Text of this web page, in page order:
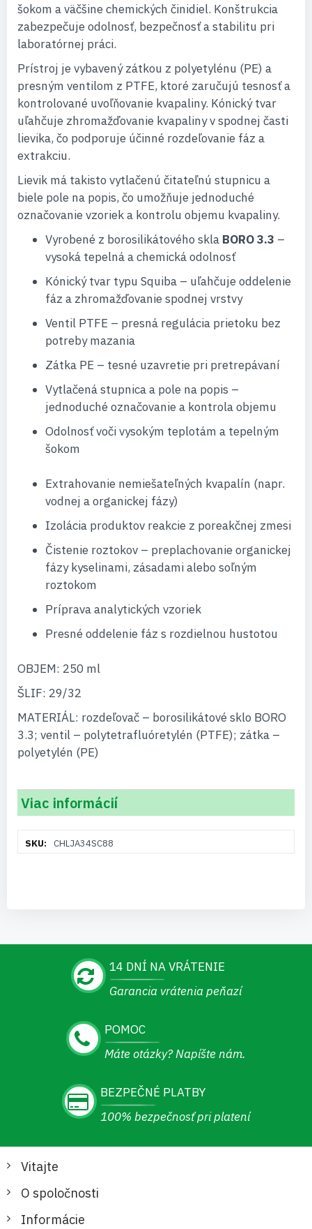
šokom a väčšine chemických činidiel. Konštrukcia
zabezpečuje odolnosť, bezpečnosť a stabilitu pri
laboratórnej práci.
Prístroj je vybavený zátkou z polyetylénu (PE) a
presným ventilom z PTFE, ktoré zaručujú tesnosť a
kontrolované uvoľňovanie kvapaliny. Kónický tvar
uľahčuje zhromažďovanie kvapaliny v spodnej časti
lievika, čo podporuje účinné rozdeľovanie fáz a
extrakciu.
Lievik má takisto vytlačenú čitateľnú stupnicu a
biele pole na popis, čo umožňuje jednoduché
označovanie vzoriek a kontrolu objemu kvapaliny.
Vyrobené z borosilikátového skla BORO 3.3 –
vysoká tepelná a chemická odolnosť
Kónický tvar typu Squiba – uľahčuje oddelenie
fáz a zhromažďovanie spodnej vrstvy
Ventil PTFE – presná regulácia prietoku bez
potreby mazania
Zátka PE – tesné uzavretie pri pretrepávaní
Vytlačená stupnica a pole na popis –
jednoduché označovanie a kontrola objemu
Odolnosť voči vysokým teplotám a tepelným
šokom
Extrahovanie nemiešateľných kvapalín (napr.
vodnej a organickej fázy)
Izolácia produktov reakcie z poreakčnej zmesi
Čistenie roztokov – preplachovanie organickej
fázy kyselinami, zásadami alebo soľným
roztokom
Príprava analytických vzoriek
Presné oddelenie fáz s rozdielnou hustotou
OBJEM: 250 ml
ŠLIF: 29/32
MATERIÁL: rozdeľovač – borosilikátové sklo BORO
3.3; ventil – polytetrafluóretylén (PTFE); zátka –
polyetylén (PE)
Viac informácií
informáciíCHLJA34SC88
14 DNÍ NA VRÁTENIE
Garancia vrátenia peňazí
POMOC
Máte otázky? Napíšte nám.
BEZPEČNÉ PLATBY
100% bezpečnosť pri platení
Vitajte
O spoločnosti
Informácie